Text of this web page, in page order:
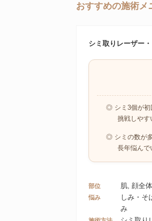
おすすめの施術メ
シミ取りレーザー
◎ シミ3個が初
挑戦しやす
◎ シミの数が
長年悩ん
部位 肌, 顔全体
悩み
しみ・そ
み